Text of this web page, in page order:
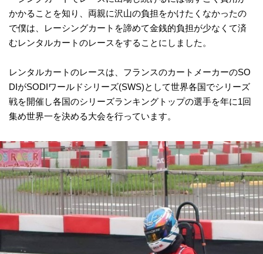
かかることを知り、両親に沢山の負担をかけたくなかったの
で僕は、レーシングカートを諦めて金銭的負担が少なくて済
むレンタルカートのレースをすることにしました。
レンタルカートのレースは、フランスのカートメーカーのSO
DIがSODIワールドシリーズ(SWS)として世界各国でシリーズ
戦を開催し各国のシリーズランキングトップの選手を年に1回
集め世界一を決める大会を行っています。